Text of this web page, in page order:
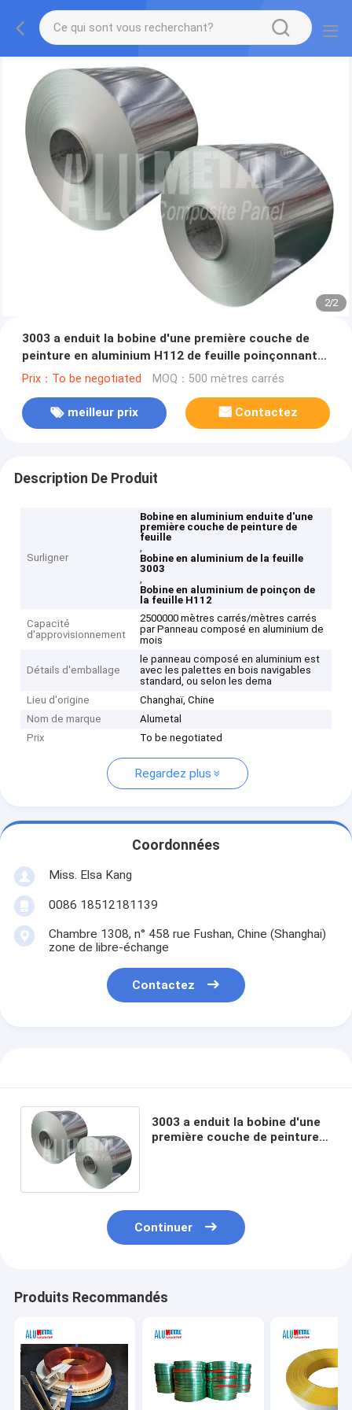
2/2
3003 a enduit la bobine d'une première couche de
peinture en aluminium H112 de feuille poinçonnant
2200mm
Prix：To be negotiated MOQ：500 mètres carrés
meilleur prix Contactez
Description De Produit
Surligner
Bobine en aluminium enduite d'une
première couche de peinture de
feuille
,
Bobine en aluminium de la feuille
3003
,
Bobine en aluminium de poinçon de
la feuille H112
Capacité
d'approvisionnement
2500000 mètres carrés/mètres carrés
par Panneau composé en aluminium de
mois
Détails d'emballage
le panneau composé en aluminium est
avec les palettes en bois navigables
standard, ou selon les dema
Lieu d'origine
Changhaï, Chine
Nom de marque
Alumetal
Prix
To be negotiated
Regardez plus
Coordonnées
Miss. Elsa Kang
0086 18512181139
Chambre 1308, n° 458 rue Fushan, Chine (Shanghai)
zone de libre-échange
Contactez
3003 a enduit la bobine d'une
première couche de peinture
Continuer
Produits Recommandés